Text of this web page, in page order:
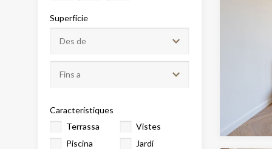
Superfície
Característiques
Terrassa
Vistes
Piscina
Jardí
dels
l'usuari.